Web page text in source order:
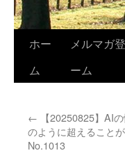
ホー
ム
メルマガ
ーム
← 【20250825】AI
のように超えること
No.1013